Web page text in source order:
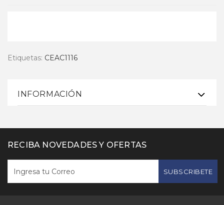
Etiquetas: CEAC1116
INFORMACIÓN
RECIBA NOVEDADES Y OFERTAS
SUBSCRIBETE